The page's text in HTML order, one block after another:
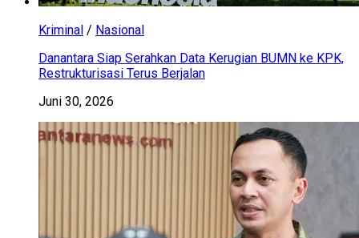
Kriminal / Nasional
Danantara Siap Serahkan Data Kerugian BUMN ke KPK,
Restrukturisasi Terus Berjalan
Juni 30, 2026